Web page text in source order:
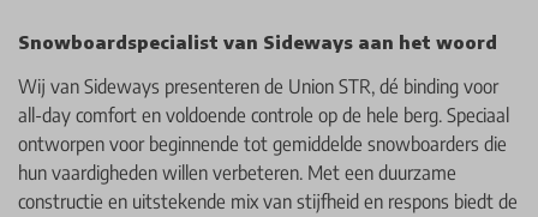
Snowboardspecialist van Sideways aan het woord
Wij van Sideways presenteren de Union STR, dé binding voor
all-day comfort en voldoende controle op de hele berg. Speciaal
ontworpen voor beginnende tot gemiddelde snowboarders die
hun vaardigheden willen verbeteren. Met een duurzame
constructie en uitstekende mix van stijfheid en respons biedt de